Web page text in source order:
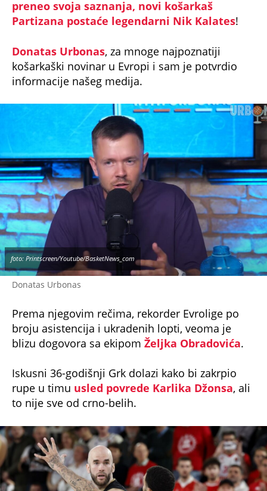
Partizana postaće legendarni Nik Kalates
košarkaški novinar u Evropi i sam je potvrdio
informacije našeg medija.
Donatas Urbonas
foto: Printscreen/Youtube/BasketNews_com
broju asistencija i ukradenih lopti, veoma je
blizu dogovora sa ekipomŽeljka Obradovića
rupe u timuusled povrede Karlika Džonsa, ali
to nije sve od crno-belih.